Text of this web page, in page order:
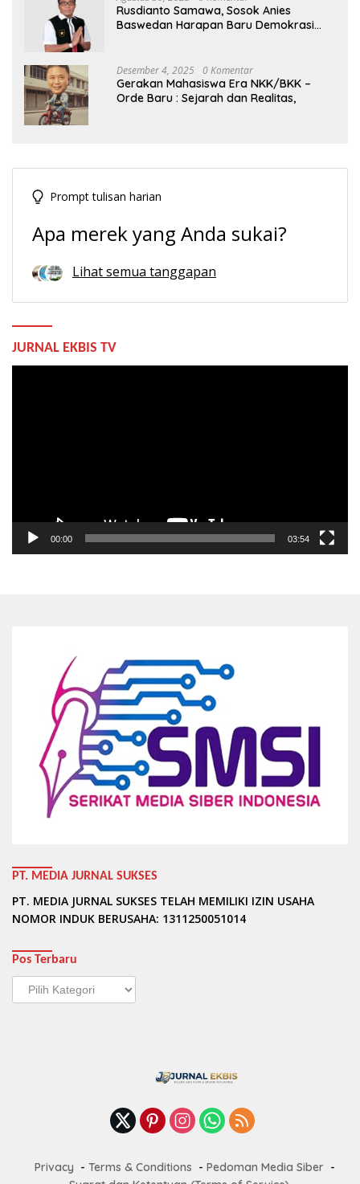
Rusdianto Samawa, Sosok Anies
Baswedan Harapan Baru Demokrasi
Desember 4, 2025 0 Komentar
Gerakan Mahasiswa Era NKK/BKK –
Orde Baru : Sejarah dan Realitas,
Prompt tulisan harian
Apa merek yang Anda sukai?
Lihat semua tanggapan
JURNAL EKBIS TV
00:00 03:54
PT. MEDIA JURNAL SUKSES
PT. MEDIA JURNAL SUKSES TELAH MEMILIKI IZIN USAHA
NOMOR INDUK BERUSAHA: 1311250051014
Pos Terbaru
Pos
Terbaru
Privacy Terms & Conditions
Pedoman Media Siber